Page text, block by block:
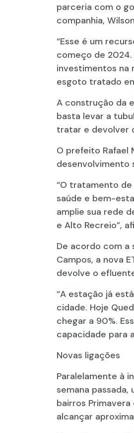
parceria com o
companhia,
“Esse é um
começo de 2024.
investimentos na
esgoto tratado
A construção da
basta levar a
tratar e devolver
O prefeito Rafael
desenvolvimento
“O tratamento
saúde e bem-
amplie sua rede
e Alto Recreio”,
De acordo com a
Campos, a nova
devolve o
“A estação já
cidade. Hoje
chegar a 90%.
capacidade para
Novas ligações
Paralelamente à
semana
bairros
alcançar